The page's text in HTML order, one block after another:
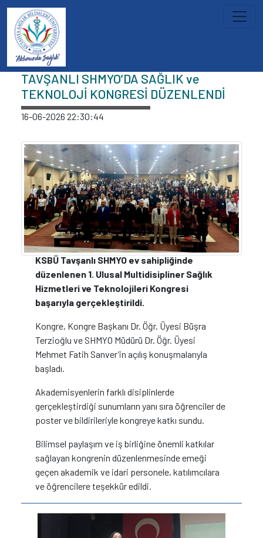
İçeriğe atla
Haberler
TAVŞANLI SHMYO’DA SAĞLIK ve
TEKNOLOJİ KONGRESİ DÜZENLENDİ
16-06-2026 22:30:44
KSBÜ Tavşanlı SHMYO ev sahipliğinde
düzenlenen 1. Ulusal Multidisipliner Sağlık
Hizmetleri ve Teknolojileri Kongresi
başarıyla gerçekleştirildi.
Kongre, Kongre Başkanı Dr. Öğr. Üyesi Büşra
Terzioğlu ve SHMYO Müdürü Dr. Öğr. Üyesi
Mehmet Fatih Sanver’in açılış konuşmalarıyla
başladı.
Akademisyenlerin farklı disiplinlerde
gerçekleştirdiği sunumların yanı sıra öğrenciler de
poster ve bildirileriyle kongreye katkı sundu.
Bilimsel paylaşım ve iş birliğine önemli katkılar
sağlayan kongrenin düzenlenmesinde emeği
geçen akademik ve idari personele, katılımcılara
ve öğrencilere teşekkür edildi.